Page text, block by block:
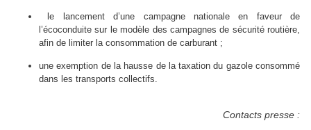
le lancement d’une campagne nationale en faveur de
l’écoconduite sur le modèle des campagnes de sécurité routière,
afin de limiter la consommation de carburant ;
une exemption de la hausse de la taxation du gazole consommé
dans les transports collectifs.
Contacts presse :